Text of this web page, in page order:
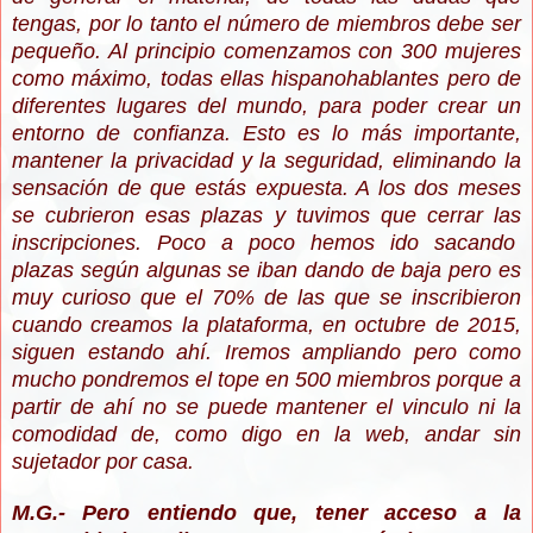
tengas, por lo tanto el número de miembros debe ser
pequeño. Al principio comenzamos con 300 mujeres
como máximo, todas ellas hispanohablantes pero de
diferentes lugares del mundo, para poder crear un
entorno de confianza. Esto es lo más importante,
mantener la privacidad y la seguridad, eliminando la
sensación de que estás expuesta. A los dos meses
se cubrieron esas plazas y tuvimos que cerrar las
inscripciones. Poco a poco hemos ido sacando
plazas según algunas se iban dando de baja pero es
muy curioso que el 70% de las que se inscribieron
cuando creamos la plataforma, en octubre de 2015,
siguen estando ahí. Iremos ampliando pero como
mucho pondremos el tope en 500 miembros porque a
partir de ahí no se puede mantener el vinculo ni la
comodidad de, como digo en la web, andar sin
sujetador por casa.
M.G.- Pero entiendo que, tener acceso a la